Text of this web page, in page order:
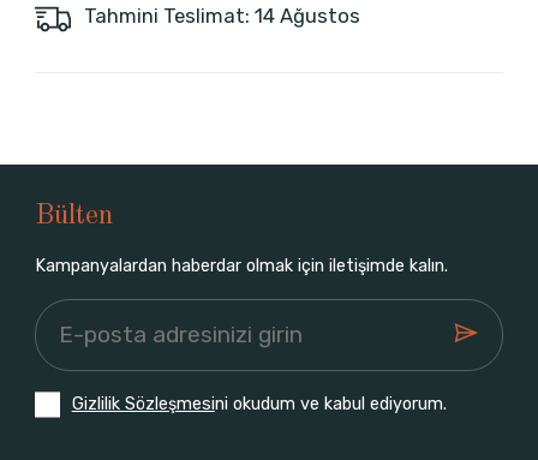
Tahmini Teslimat: 14 Ağustos
Bülten
Kampanyalardan haberdar olmak için iletişimde kalın.
Gizlilik Sözleşmesini okudum ve kabul ediyorum.